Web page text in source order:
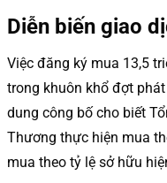
Diễn biến giao
Việc đăng ký mua 13,5
trong khuôn khổ đợt
dung công bố cho biết
Thương thực hiện mua
mua theo tỷ lệ sở hữu